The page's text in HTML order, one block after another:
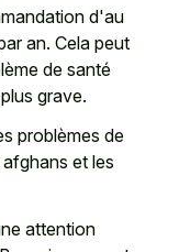
d'au
an. Cela peut
de santé
grave.
problèmes de
et les
attention